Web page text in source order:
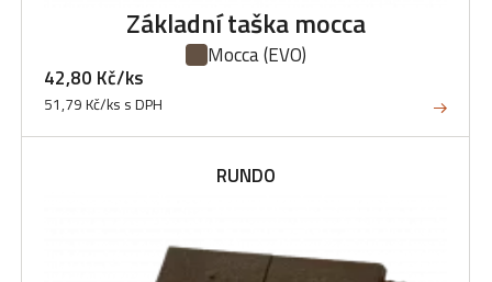
Základní taška mocca
Mocca(EVO)
42,80 Kč/ks
51,79 Kč/ks s DPH
RUNDO